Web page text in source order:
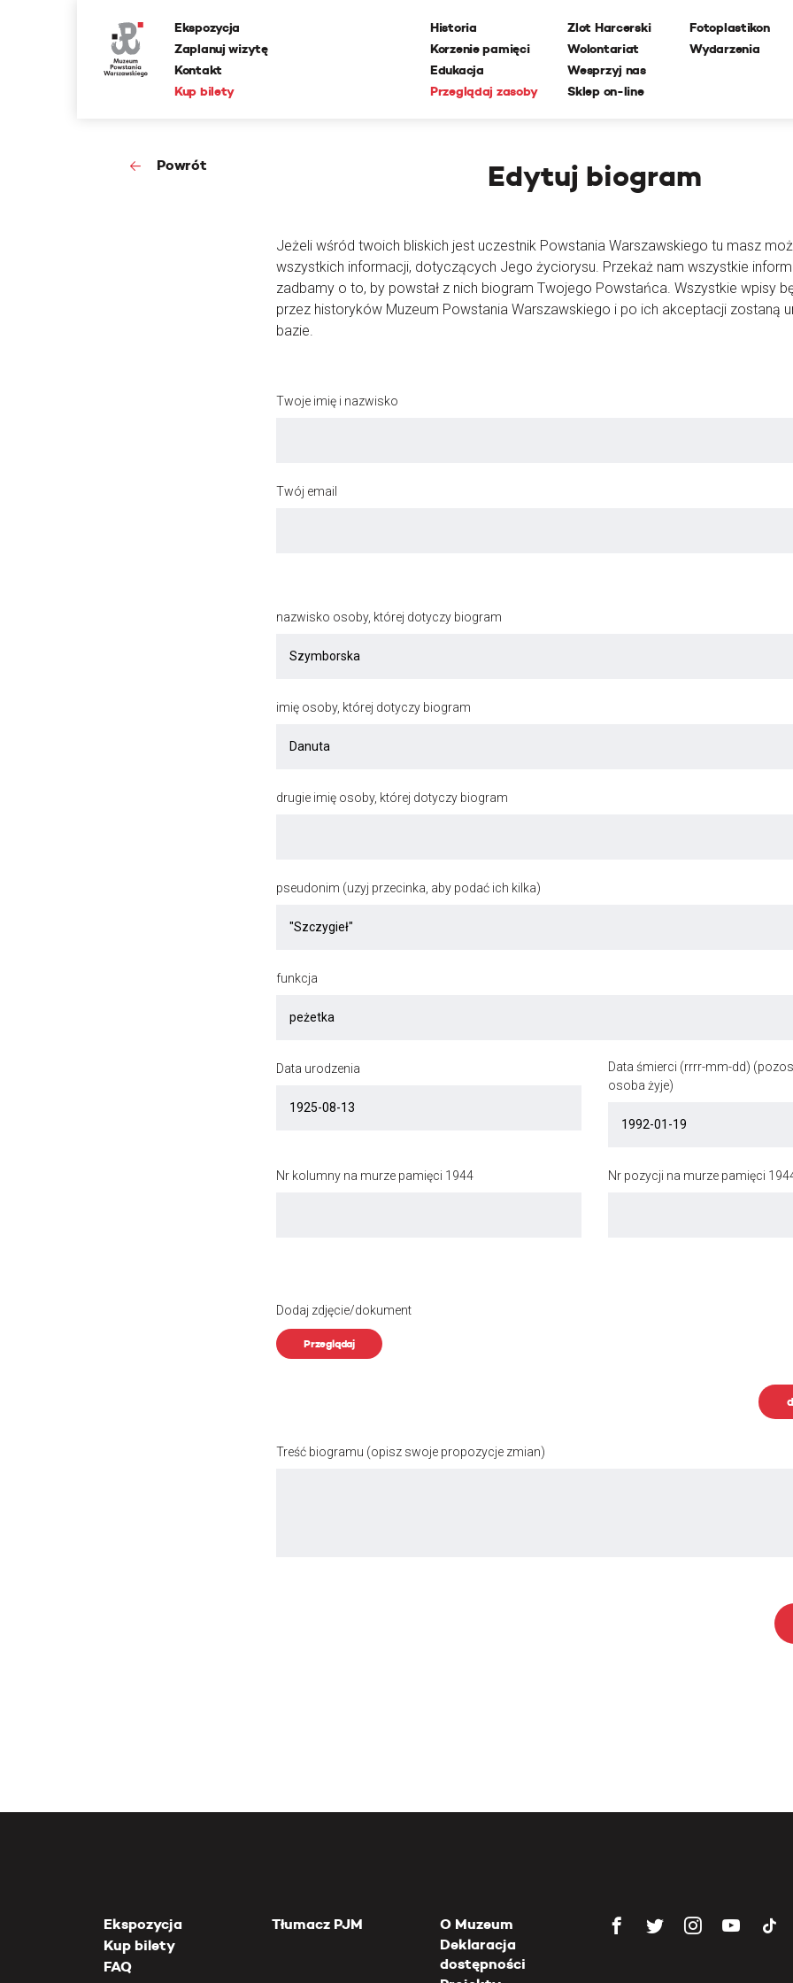
Ekspozycja
Zaplanuj wizytę
Kontakt
Kup bilety
Historia
Korzenie pamięci
Edukacja
Przeglądaj zasoby
Zlot Harcerski
Wolontariat
Wesprzyj nas
Sklep on-line
Fotoplastikon
Wydarzenia
Powrót Edytuj biogram
Jeżeli wśród twoich bliskich jest uczestnik Powstania Warszawskiego tu masz
wszystkich informacji, dotyczących Jego życiorysu. Przekaż nam wszystkie
zadbamy o to, by powstał z nich biogram Twojego Powstańca. Wszystkie wpisy
przez historyków Muzeum Powstania Warszawskiego i po ich akceptacji zostaną
bazie.
Twoje imię i nazwisko
Twój email
nazwisko osoby, której dotyczy biogram
imię osoby, której dotyczy biogram
drugie imię osoby, której dotyczy biogram
pseudonim (uzyj przecinka, aby podać ich kilka)
funkcja
Data urodzenia
Data śmierci (rrrr-mm-dd)
osoba żyje)
Nr kolumny na murze pamięci 1944 Nr pozycji na murze pamięci
Dodaj zdjęcie/dokument
Przeglądaj
Treść biogramu (opisz swoje propozycje zmian)
Ekspozycja
Kup bilety
FAQ
Tłumacz PJM
O Muzeum
Deklaracja
dostępności